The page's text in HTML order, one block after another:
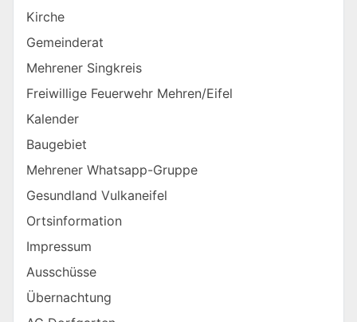
Kirche
Gemeinderat
Mehrener Singkreis
Freiwillige Feuerwehr Mehren/Eifel
Kalender
Baugebiet
Mehrener Whatsapp-Gruppe
Gesundland Vulkaneifel
Ortsinformation
Impressum
Ausschüsse
Übernachtung